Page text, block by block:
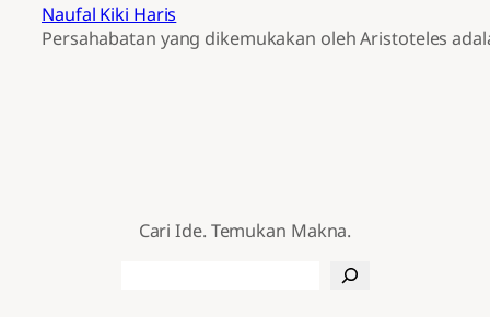
Naufal Kiki Haris
Persahabatan yang dikemukakan oleh Aristoteles
Cari Ide. Temukan Makna.